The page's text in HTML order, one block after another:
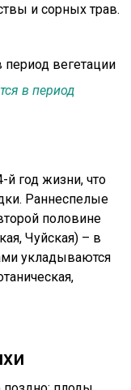
и сорных трав.
в период
й год жизни, что
Раннеспелые
половине
Чуйская) – в
укладываются